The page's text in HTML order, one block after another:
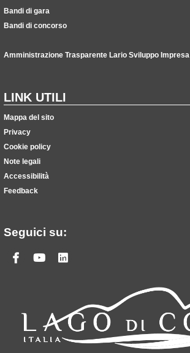
Bandi di gara
Bandi di concorso
Amministrazione Trasparente Lario Sviluppo Impresa
LINK UTILI
Mappa del sito
Privacy
Cookie policy
Note legali
Accessibilità
Feedback
Seguici su:
Facebook
Youtube